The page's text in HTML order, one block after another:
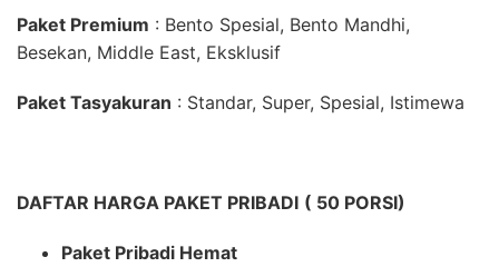
Paket Premium : Bento Spesial, Bento Mandhi,
Besekan, Middle East, Eksklusif
Paket Tasyakuran : Standar, Super, Spesial, Istimewa
DAFTAR HARGA PAKET PRIBADI ( 50 PORSI)
Paket Pribadi Hemat